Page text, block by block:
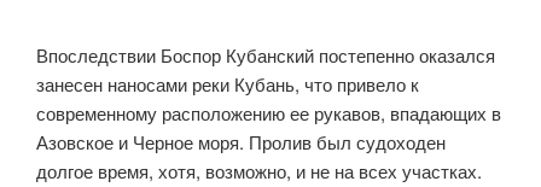
Впоследствии Боспор Кубанский постепенно оказался
занесен наносами реки Кубань, что привело к
современному расположению ее рукавов, впадающих в
Азовское и Черное моря. Пролив был судоходен
долгое время, хотя, возможно, и не на всех участках.